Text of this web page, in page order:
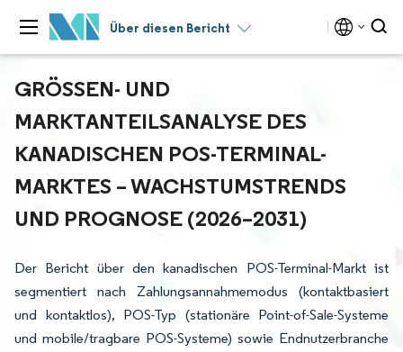
Über diesen Bericht
GRÖSSEN- UND M
ARKTANTEILSANALYSE DES K
ANADISCHEN POS-TERMINAL-M
ARKTES – WACHSTUMSTRENDS U
ND PROGNOSE (2026–2031)
Der Bericht über den kanadischen POS-Terminal-Markt ist
segmentiert nach Zahlungsannahmemodus (kontaktbasiert
und kontaktlos), POS-Typ (stationäre Point-of-Sale-Systeme
und mobile/tragbare POS-Systeme) sowie Endnutzerbranche